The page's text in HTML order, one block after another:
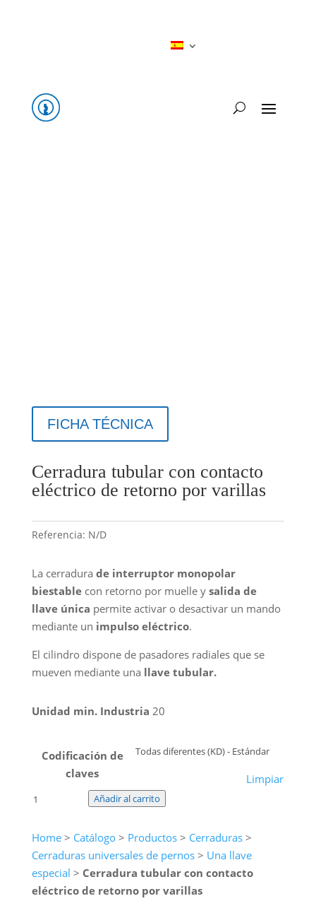
FICHA TÉCNICA
Cerradura tubular con contacto
eléctrico de retorno por varillas
Referencia: N/D
La cerradura de interruptor monopolar
biestablecon retorno por muelle y salida de
llave única permite activar o desactivar un mando
mediante un impulso eléctrico.
El cilindro dispone de pasadores radiales que se
mueven mediante una llave tubular.
Unidad min. Industria 20
Codificación de
claves
Limpiar
Cerradura
con
contacto
eléctrico
de
Añadir al carrito
Home> Catálogo> Productos> Cerraduras>
Cerraduras universales de pernos> Una llave
especial > Cerradura tubular con contacto
eléctrico de retorno por varillas